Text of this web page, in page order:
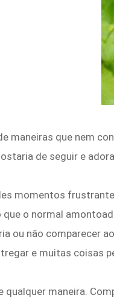
maneiras que nem
de seguir e
momentos
o normal
ou não comparecer
e muitas coisas
qualquer maneira.